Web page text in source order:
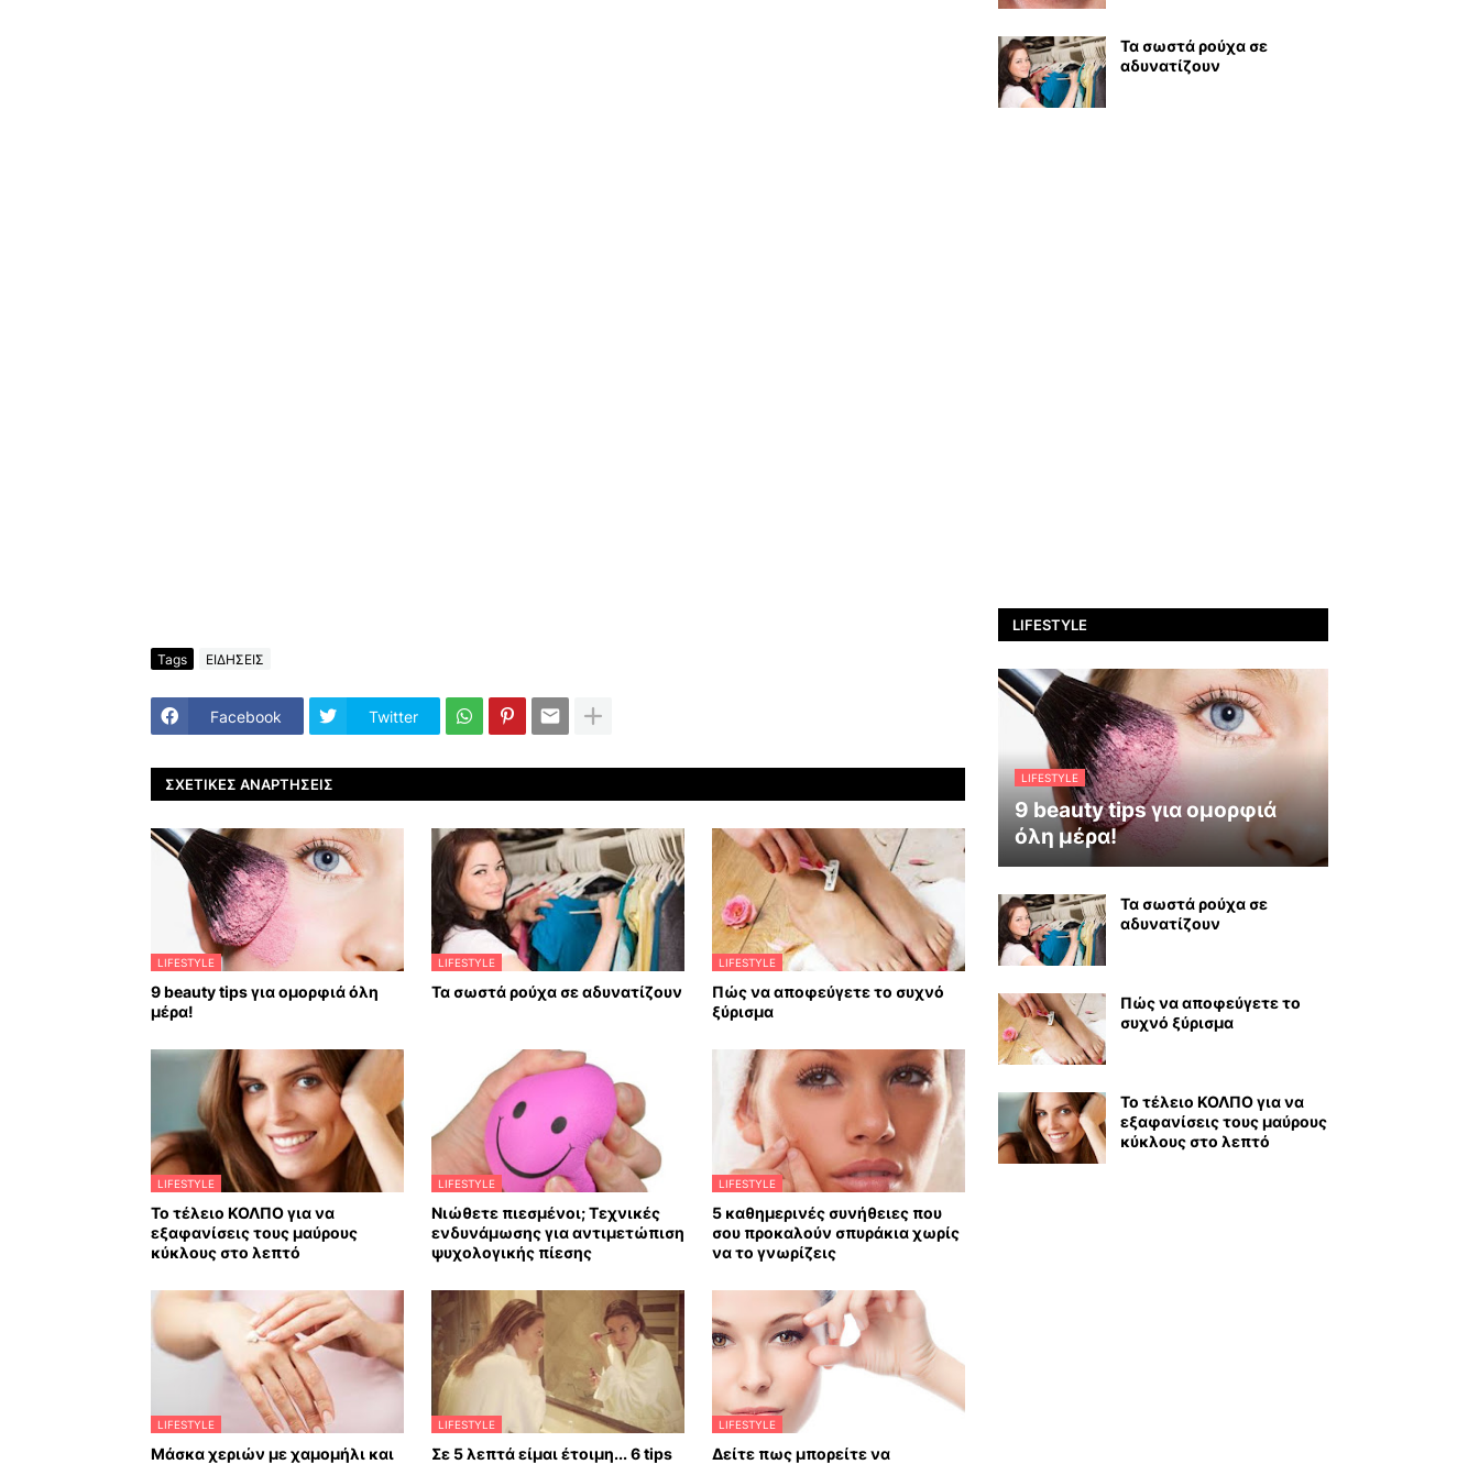
Tags ΕΙΔΗΣΕΙΣ
Facebook Twitter
ΣΧΕΤΙΚΈΣ ΑΝΑΡΤΉΣΕΙΣ
LIFESTYLE
9 beauty tips για ομορφιά όλη
μέρα!
LIFESTYLE
Τα σωστά ρούχα σε αδυνατίζουν
LIFESTYLE
Πώς να αποφεύγετε το συχνό
ξύρισμα
LIFESTYLE
Το τέλειο ΚΟΛΠΟ για να
εξαφανίσεις τους μαύρους
κύκλους στο λεπτό
LIFESTYLE
Νιώθετε πιεσμένοι; Τεχνικές
ενδυνάμωσης για αντιμετώπιση
ψυχολογικής πίεσης
LIFESTYLE
5 καθημερινές συνήθειες που
σου προκαλούν σπυράκια χωρίς
να το γνωρίζεις
LIFESTYLE
Mάσκα χεριών με χαμομήλι και
LIFESTYLE
Σε 5 λεπτά είμαι έτοιμη... 6 tips
LIFESTYLE
Δείτε πως μπορείτε να
Τα σωστά ρούχα σε
αδυνατίζουν
LIFESTYLE
LIFESTYLE
9 beauty tips για ομορφιά
όλη μέρα!
Τα σωστά ρούχα σε
αδυνατίζουν
Πώς να αποφεύγετε το
συχνό ξύρισμα
Το τέλειο ΚΟΛΠΟ για να
εξαφανίσεις τους μαύρους
κύκλους στο λεπτό